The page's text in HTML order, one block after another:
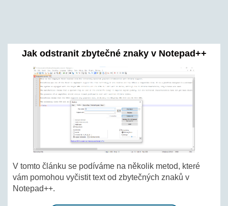
Jak odstranit zbytečné znaky v Notepad++
V tomto článku se podíváme na několik metod, které
vám pomohou vyčistit text od zbytečných znaků v
Notepad++.